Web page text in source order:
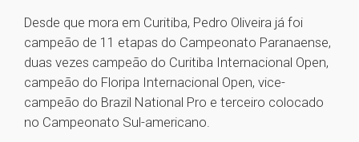
Desde que mora em Curitiba, Pedro Oliveira já foi
campeão de 11 etapas do Campeonato Paranaense,
duas vezes campeão do Curitiba Internacional Open,
campeão do Floripa Internacional Open, vice-
campeão do Brazil National Pro e terceiro colocado
no Campeonato Sul-americano.